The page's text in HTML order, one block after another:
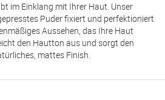
im Einklang mit Ihrer Haut. Unser
Puder fixiert und perfektioniert
Aussehen, das Ihre Haut
den Hautton aus und sorgt den
mattes Finish.